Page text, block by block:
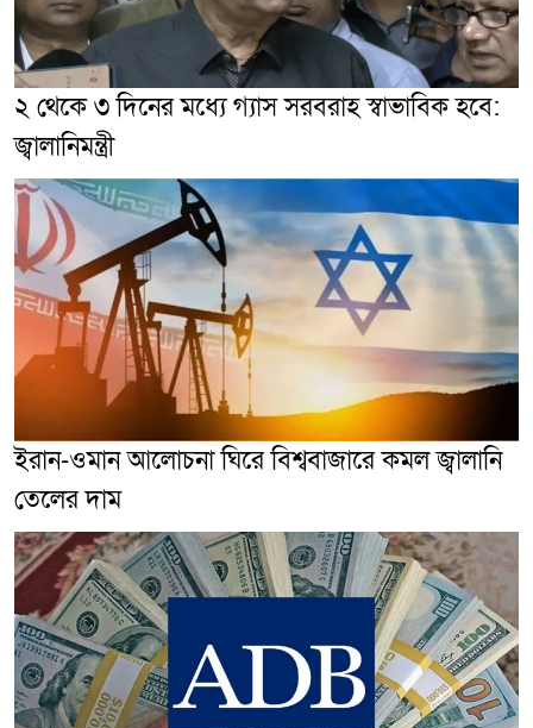
২ থেকে ৩ দিনের মধ্যে গ্যাস সরবরাহ স্বাভাবিক হবে:
জ্বালানিমন্ত্রী
ইরান-ওমান আলোচনা ঘিরে বিশ্ববাজারে কমল জ্বালানি
তেলের দাম